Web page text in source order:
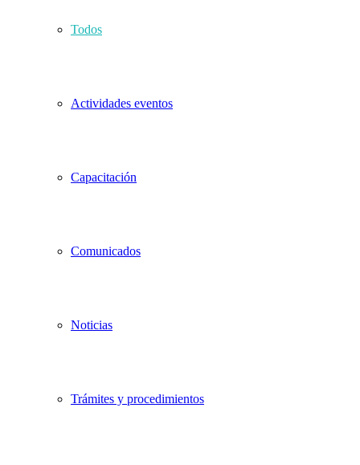
Todos
Actividades eventos
Capacitación
Comunicados
Noticias
Trámites y procedimientos